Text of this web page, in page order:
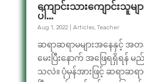
ကျောင်းသားကျောင်းသူမျ
ပါ…
Aug 1, 2022| Articles, Teacher
ဆရာဆရာမများအနေနှင့် အတ
မေးပြီးနောက် အဖြေရရှိရန်
သလဲ။ ပုံမှန်အားဖြင့် ဆရာဆရာ